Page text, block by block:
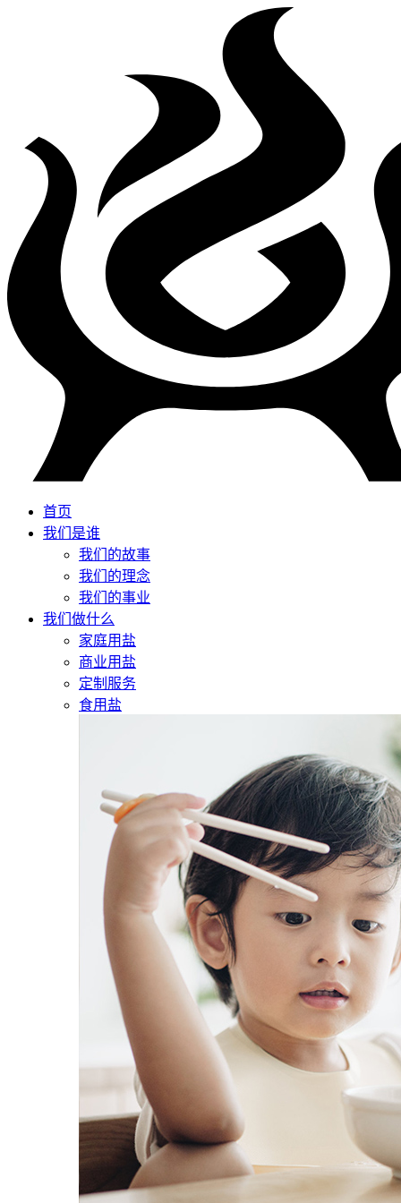
首页
我们是谁
我们的故事
我们的理念
我们的事业
我们做什么
家庭用盐
商业用盐
定制服务
食用盐